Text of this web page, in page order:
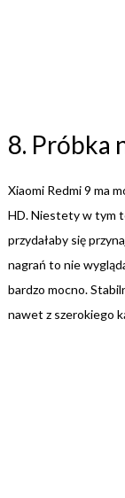
8. Próbka
Xiaomi Redmi 9 ma
HD. Niestety w tym
przydałaby się
nagrań to nie
bardzo mocno.
nawet z szerokiego